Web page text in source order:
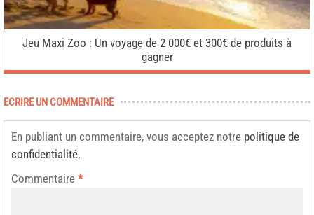
Jeu Maxi Zoo : Un voyage de 2 000€ et 300€ de produits à
gagner
ECRIRE UN COMMENTAIRE
En publiant un commentaire, vous acceptez notre politique de
confidentialité.
Commentaire *